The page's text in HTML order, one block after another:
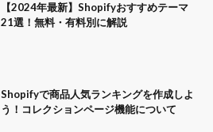
【2024年最新】Shopifyおすすめテーマ
21選！無料・有料別に解説
Shopifyで商品人気ランキングを作成しよ
う！コレクションページ機能について